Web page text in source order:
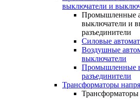
выключатели и
Промышленные
выключатели и
разъединители
Силовые
Воздушные
выключатели
Промышленные
разъединители
Трансформаторы